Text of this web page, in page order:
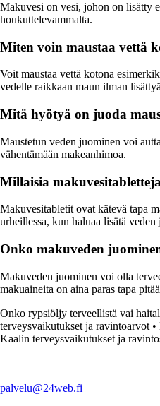
Makuvesi on vesi, johon on lisätty
houkuttelevammalta.
Miten voin maustaa vettä
Voit maustaa vettä kotona
vedelle raikkaan maun ilman
Mitä hyötyä on juoda
Maustetun veden juominen voi
vähentämään makeanhimoa.
Millaisia
Makuvesitabletit ovat kätevä tapa
urheillessa, kun haluaa lisätä
Onko makuveden
Makuveden juominen voi olla
makuaineita on aina paras tapa
Onko rypsiöljy terveellistä vai
terveysvaikutukset ja ravintoarvot •
Kaalin terveysvaikutukset ja
palvelu@24web.fi